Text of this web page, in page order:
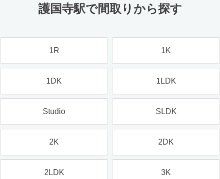
護国寺駅で間取りから探す
1R 1K
1DK 1LDK
Studio SLDK
2K 2DK
2LDK 3K